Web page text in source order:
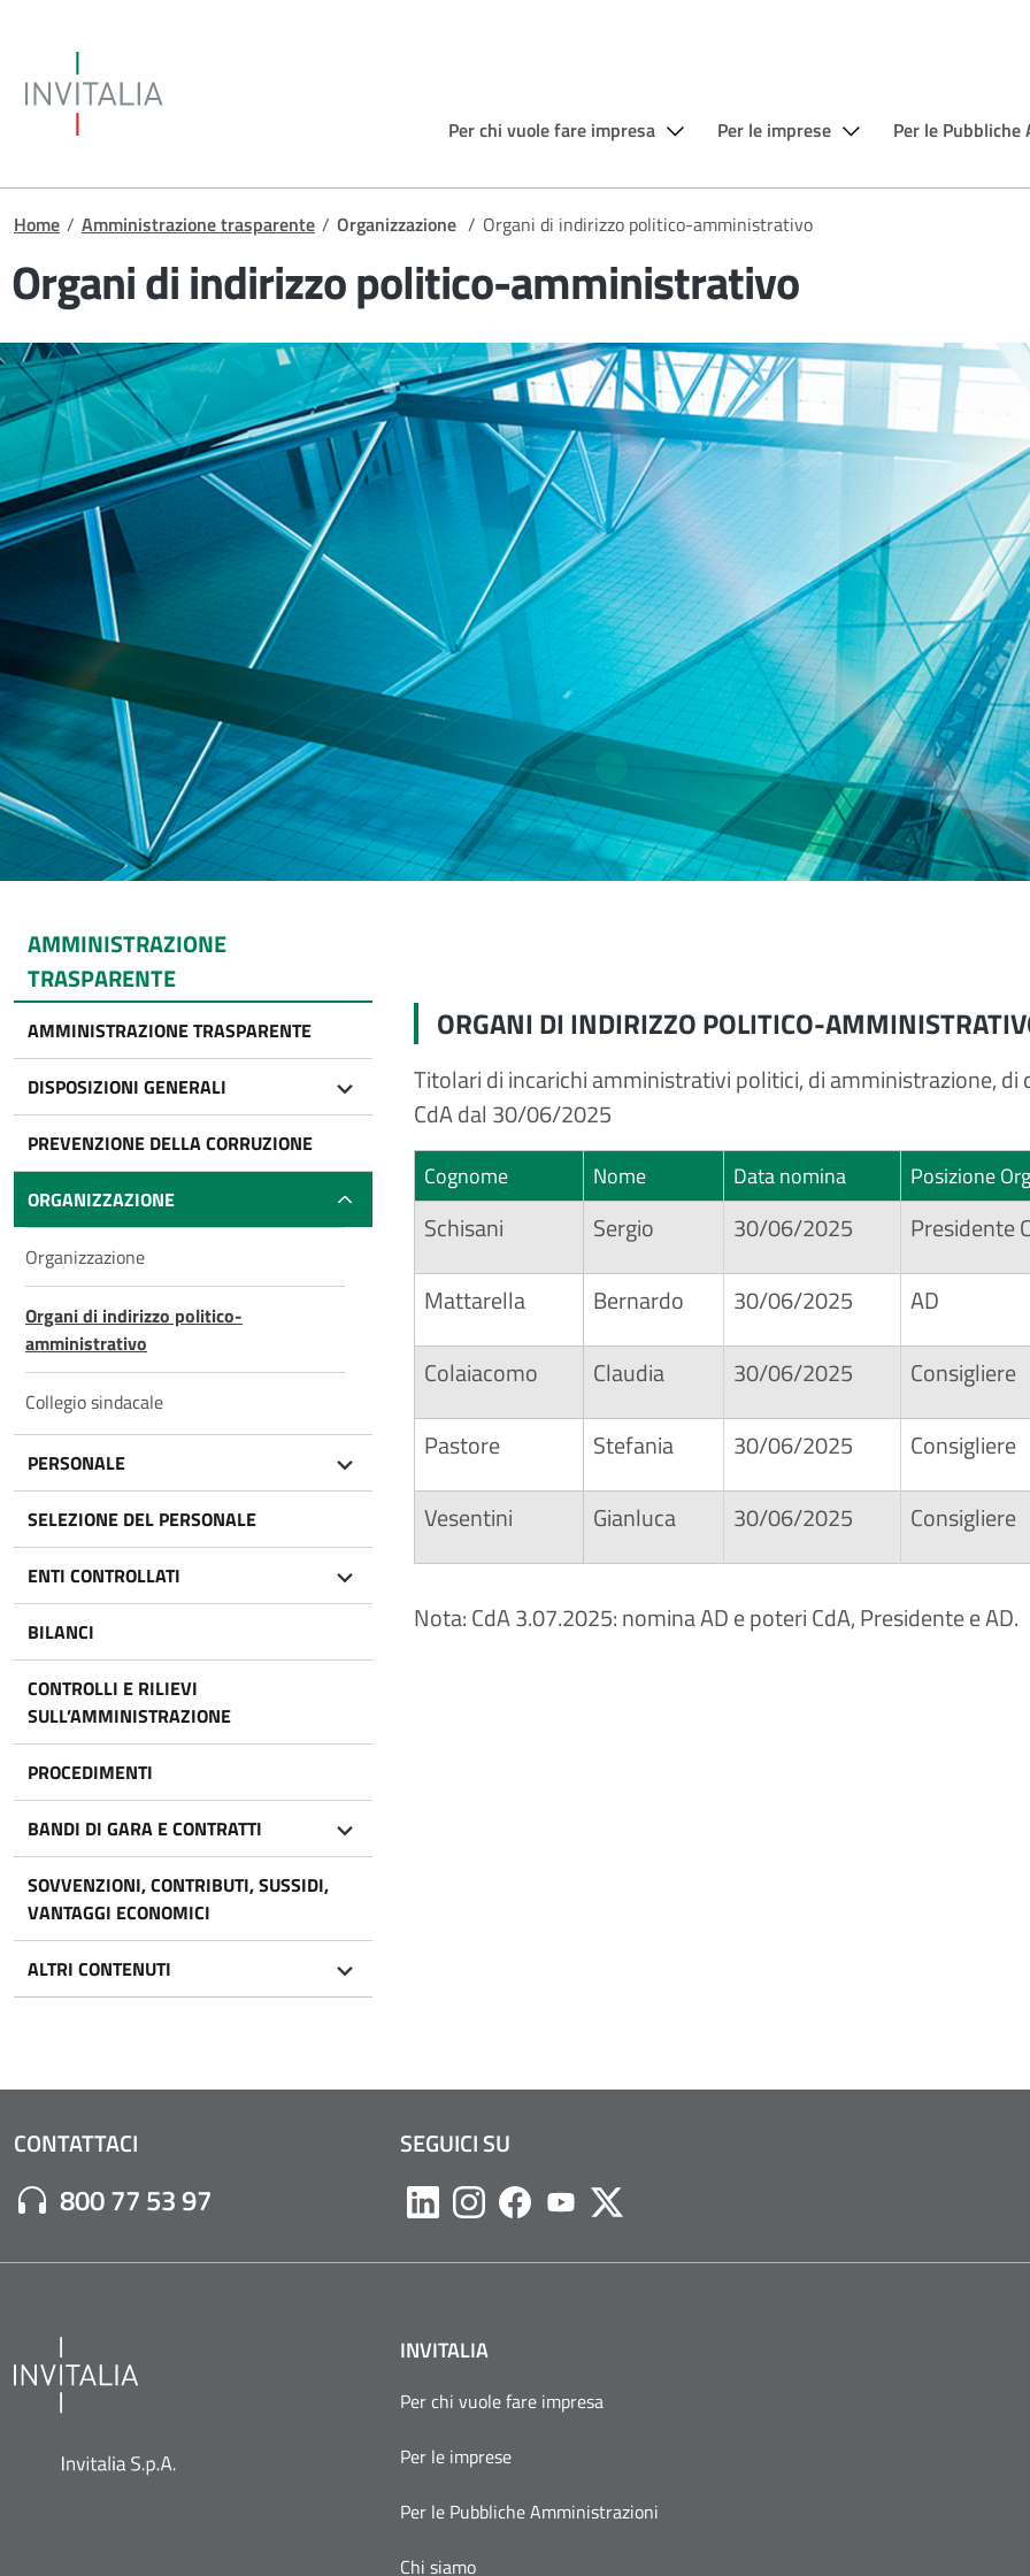
Per chi vuole fare impresa Per le imprese Per le
Briciole di pane
Home / Amministrazione trasparente / Organizzazione / Organi di indirizzo politico-amministrativo
Organi di indirizzo politico-amministrativo
AMMINISTRAZIONE
TRASPARENTE
AMMINISTRAZIONE TRASPARENTE
DISPOSIZIONI GENERALI
PREVENZIONE DELLA CORRUZIONE
ORGANIZZAZIONE
Organizzazione
Organi di indirizzo politico-
amministrativo
Collegio sindacale
PERSONALE
SELEZIONE DEL PERSONALE
ENTI CONTROLLATI
BILANCI
CONTROLLI E RILIEVI
SULL’AMMINISTRAZIONE
PROCEDIMENTI
BANDI DI GARA E CONTRATTI
SOVVENZIONI, CONTRIBUTI, SUSSIDI,
VANTAGGI ECONOMICI
ALTRI CONTENUTI
ORGANI DI INDIRIZZO POLITICO-
Titolari di incarichi amministrativi politici, di amministrazione,
CdA dal 30/06/2025
Cognome Nome Data nomina Posizione
Schisani Sergio 30/06/2025 Presidente
Mattarella Bernardo 30/06/2025 AD
Colaiacomo Claudia 30/06/2025 Consigliere
Pastore Stefania 30/06/2025 Consigliere
Vesentini Gianluca 30/06/2025 Consigliere
Nota: CdA 3.07.2025: nomina AD e poteri CdA, Presidente e AD.
CONTATTACI
Numero di Telefono:
800 77 53 97
SEGUICI SU
LikedinInstagram
Facebook
YoutubeTwitter
INVITALIA
Per chi vuole fare impresa
Per le imprese
Per le Pubbliche Amministrazioni
Chi siamo